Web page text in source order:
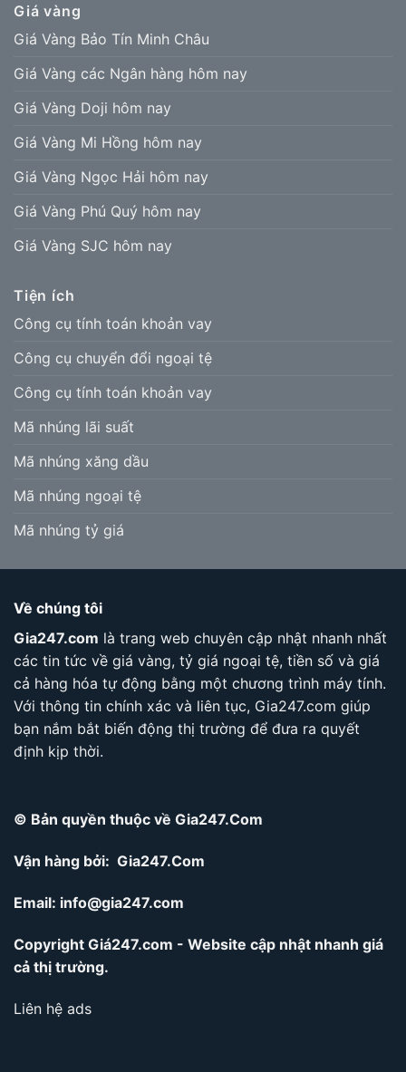
Giá vàng
Giá Vàng Bảo Tín Minh Châu
Giá Vàng các Ngân hàng hôm nay
Giá Vàng Doji hôm nay
Giá Vàng Mi Hồng hôm nay
Giá Vàng Ngọc Hải hôm nay
Giá Vàng Phú Quý hôm nay
Giá Vàng SJC hôm nay
Tiện ích
Công cụ tính toán khoản vay
Công cụ chuyển đổi ngoại tệ
Công cụ tính toán khoản vay
Mã nhúng lãi suất
Mã nhúng xăng dầu
Mã nhúng ngoại tệ
Mã nhúng tỷ giá
Về chúng tôi
Gia247.com là trang web chuyên cập nhật nhanh nhất
các tin tức về giá vàng, tỷ giá ngoại tệ, tiền số và giá
cả hàng hóa tự động bằng một chương trình máy tính.
Với thông tin chính xác và liên tục, Gia247.com giúp
bạn nắm bắt biến động thị trường để đưa ra quyết
định kịp thời.
© Bản quyền thuộc về Gia247.Com
Vận hàng bởi: Gia247.Com
Email: info@gia247.com
Copyright Giá247.com - Website cập nhật nhanh giá
cả thị trường.
Liên hệ ads